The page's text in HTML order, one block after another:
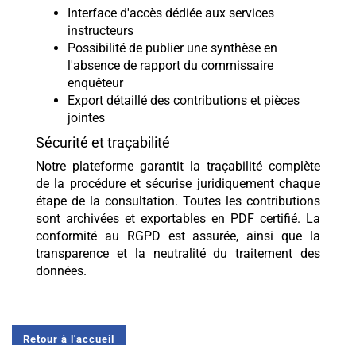
Interface d'accès dédiée aux services
instructeurs
Possibilité de publier une synthèse en
l'absence de rapport du commissaire
enquêteur
Export détaillé des contributions et pièces
jointes
Sécurité et traçabilité
Notre plateforme garantit la traçabilité complète
de la procédure et sécurise juridiquement chaque
étape de la consultation. Toutes les contributions
sont archivées et exportables en PDF certifié. La
conformité au RGPD est assurée, ainsi que la
transparence et la neutralité du traitement des
données.
Retour à l'accueil